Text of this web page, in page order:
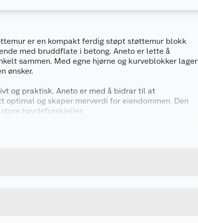
er en kompakt ferdig støpt støttemur blokk
med bruddflate i betong. Aneto er lette å
sammen. Med egne hjørne og kurveblokker lager
ønsker.
og praktisk. Aneto er med å bidrar til at
og skaper merverdi for eiendommen. Den
høydeforskjeller.
i beton for lang varighet
forbruk22,38 stk/m2